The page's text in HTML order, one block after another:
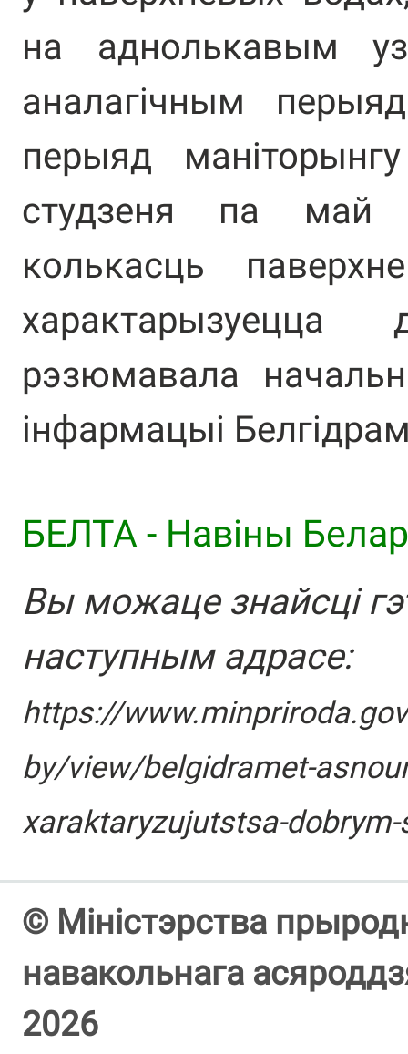
на аднолькавым
аналагічным
перыяд
студзеня па май
колькасць
рэзюмавала
інфармацыі
БЕЛТА - Навiны
Вы можаце знайсці
наступным адрасе:
https://
by/view/belgidramet-
xaraktaryzujutstsa-
© Міністэрства
навакольнага
2026